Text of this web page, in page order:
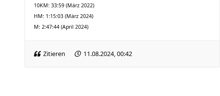
10KM: 33:59 (März 2022)
HM: 1:15:03 (März 2024)
M: 2:47:44 (April 2024)
Zitieren 11.08.2024, 00:42